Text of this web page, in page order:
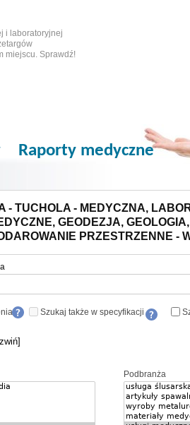
i laboratoryjnej
miejscu. Sprawdź!
Raporty medyczne
- TUCHOLA - MEDYCZNA,
GEODEZJA,
PRZESTRZENNE -
Szukaj także w specyfikacji
Podbranża